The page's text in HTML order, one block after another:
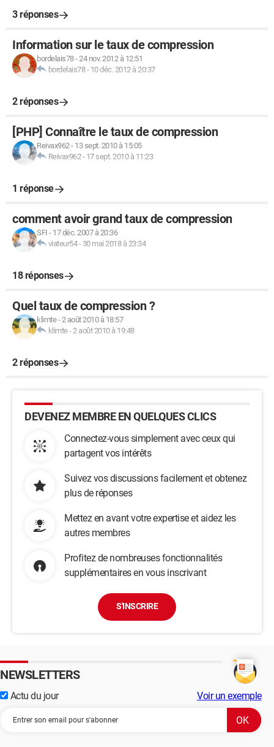
3 réponses
Information sur le taux de compression
bordelais78-24 nov. 2012 à 12:51
bordelais78- 10 déc. 2012 à 20:37
2 réponses
[PHP] Connaître le taux de compression
Reivax962- 13 sept. 2010 à 15:05
Reivax962- 17 sept. 2010 à 11:23
1 réponse
comment avoir grand taux de compression
SFI - 17 déc. 2007 à 20:36
viateur54- 30 mai 2018 à 23:34
18 réponses
Quel taux de compression ?
klimte-2 août 2010 à 18:57
klimte-2 août 2010 à 19:48
2 réponses
DEVENEZ MEMBRE EN QUELQUES CLICS
Connectez-vous simplement avec ceux qui
partagent vos intérêts
Suivez vos discussions facilement et obtenez
plus de réponses
Mettez en avant votre expertise et aidez les
autres membres
Profitez de nombreuses fonctionnalités
supplémentaires en vous inscrivant
S'INSCRIRE
NEWSLETTERS
Actu du jour Voir un exemple